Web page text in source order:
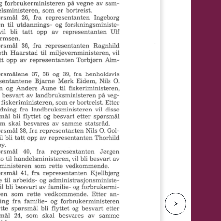
N
e
s
t
e
s
i
d
e